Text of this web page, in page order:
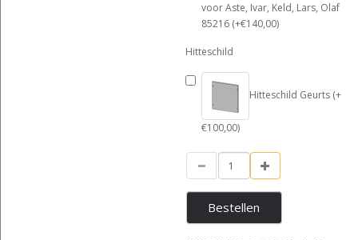
voor Aste, Ivar, Keld, Lars, Olaf
85216 (+€140,00)
Hitteschild
Hitteschild Geurts (+
€100,00)
Bestellen